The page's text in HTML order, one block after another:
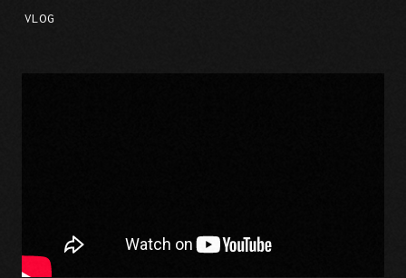
VLOG